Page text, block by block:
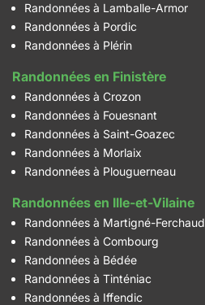
Randonnées à Lamballe-Armor
Randonnées à Pordic
Randonnées à Plérin
Randonnées en Finistère
Randonnées à Crozon
Randonnées à Fouesnant
Randonnées à Saint-Goazec
Randonnées à Morlaix
Randonnées à Plouguerneau
Randonnées en Ille-et-Vilaine
Randonnées à Martigné-Ferchaud
Randonnées à Combourg
Randonnées à Bédée
Randonnées à Tinténiac
Randonnées à Iffendic